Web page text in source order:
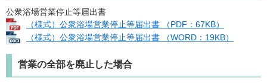
公衆浴場営業停止等届出書
（様式）公衆浴場営業停止等届出書 （PDF：67KB）
（様式）公衆浴場営業停止等届出書 （WORD：19KB）
営業の全部を廃止した場合